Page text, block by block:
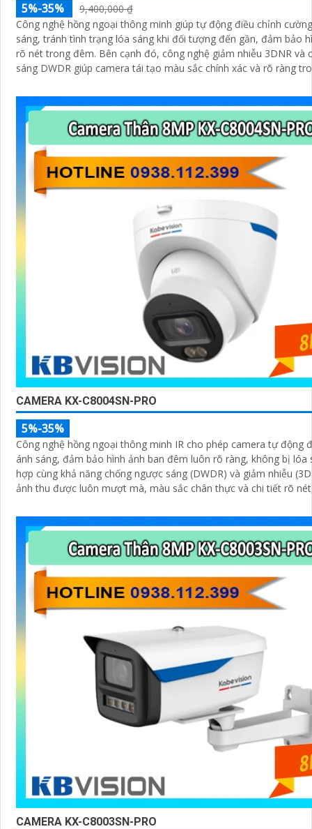
5%-35%
9,400,000 ₫
Công nghệ hồng ngoại thông minh giúp tự động điều chỉnh
sáng, tránh tình trạng lóa sáng khi đối tượng đến gần, đảm bảo
rõ nét trong đêm. Bên cạnh đó, công nghệ giảm nhiễu 3DNR và chống ngược
sáng DWDR giúp camera tái tạo màu sắc chính xác và rõ ràng
CAMERA KX-C8004SN-PRO
5%-35%
Công nghệ hồng ngoại thông minh IR cho phép camera tự động
ánh sáng, đảm bảo hình ảnh ban đêm luôn rõ ràng, không bị lóa
hợp cùng khả năng chống ngược sáng (DWDR) và giảm nhiễu
ảnh thu được luôn mượt mà, màu sắc chân thực và chi tiết rõ
chói nắng
CAMERA KX-C8003SN-PRO